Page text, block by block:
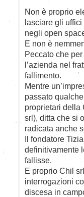
Non è proprio
lasciare gli
negli open
E non è
Peccato che
l’azienda nel
fallimento.
Mentre
passato
proprietari della
srl), ditta che si
radicata anche
Il fondatore
definitivamente
fallisse.
E proprio Chil
interrogazioni
discesa in